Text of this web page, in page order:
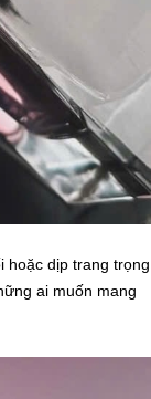
hoặc dịp trang trọng
ai muốn mang